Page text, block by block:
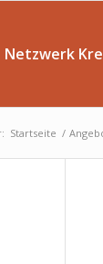
Netzwerk
Startseite /